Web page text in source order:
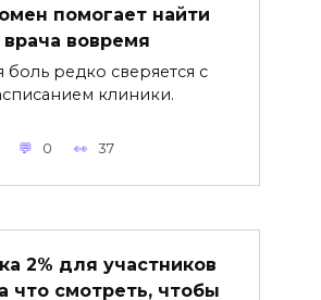
помогает найти
врача вовремя
боль редко сверяется с
клиники.
0 37
2% для участников
что смотреть, чтобы